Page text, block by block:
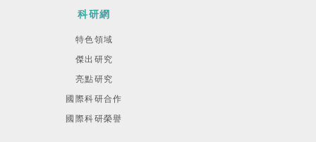
科研網
特色領域
傑出研究
亮點研究
國際科研合作
國際科研榮譽